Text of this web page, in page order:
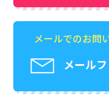
メールでのお問
メール